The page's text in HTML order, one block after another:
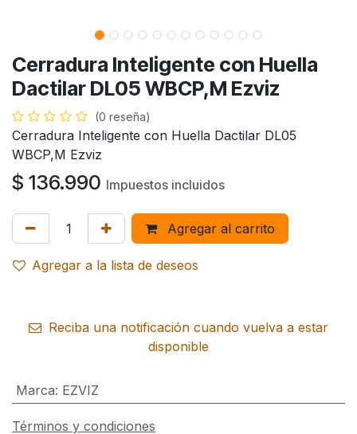
Cerradura Inteligente con Huella
Dactilar DL05 WBCP,M Ezviz
(0 reseña)
Cerradura Inteligente con Huella Dactilar DL05
WBCP,M Ezviz
$ 136.990 Impuestos incluidos
Agregar al carrito
Agregar a la lista de deseos
Reciba una notificación cuando vuelva a estar
disponible
Marca: EZVIZ
Términos y condiciones